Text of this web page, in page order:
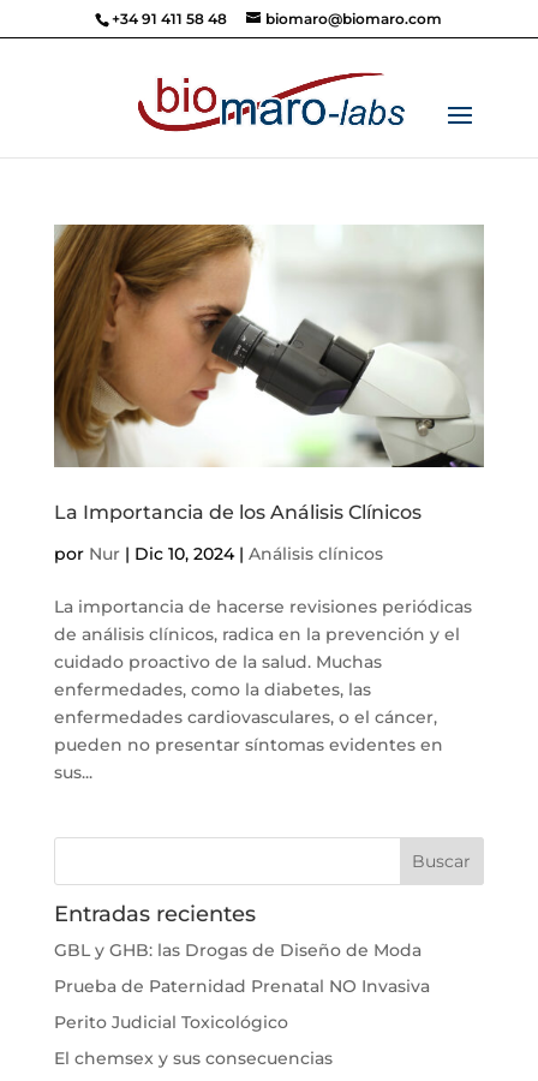
+34 91 411 58 48 biomaro@biomaro.com
La Importancia de los Análisis Clínicos
por Nur| Dic 10, 2024| Análisis clínicos
La importancia de hacerse revisiones periódicas
de análisis clínicos, radica en la prevención y el
cuidado proactivo de la salud. Muchas
enfermedades, como la diabetes, las
enfermedades cardiovasculares, o el cáncer,
pueden no presentar síntomas evidentes en
sus...
Entradas recientes
GBL y GHB: las Drogas de Diseño de Moda
Prueba de Paternidad Prenatal NO Invasiva
Perito Judicial Toxicológico
El chemsex y sus consecuencias